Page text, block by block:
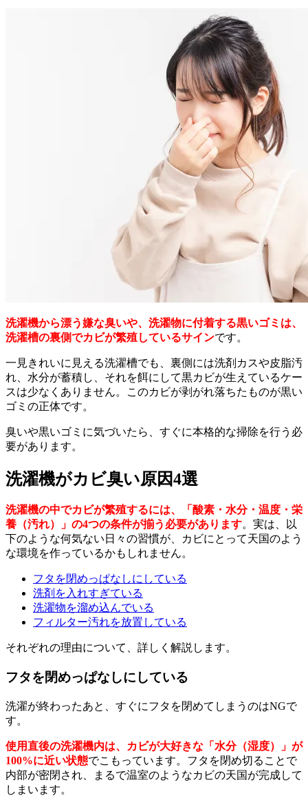
洗濯機から漂う嫌な臭いや、洗濯物に付着する黒いゴミは、
洗濯槽の裏側でカビが繁殖しているサインです。
一見きれいに見える洗濯槽でも、裏側には洗剤カスや皮脂汚
れ、水分が蓄積し、それを餌にして黒カビが生えているケー
スは少なくありません。このカビが剥がれ落ちたものが黒い
ゴミの正体です。
臭いや黒いゴミに気づいたら、すぐに本格的な掃除を行う必
要があります。
洗濯機がカビ臭い原因4選
洗濯機の中でカビが繁殖するには、「酸素・水分・温度・栄
養（汚れ）」の4つの条件が揃う必要があります。実は、以
下のような何気ない日々の習慣が、カビにとって天国のよう
な環境を作っているかもしれません。
フタを閉めっぱなしにしている
洗剤を入れすぎている
洗濯物を溜め込んでいる
フィルター汚れを放置している
それぞれの理由について、詳しく解説します。
フタを閉めっぱなしにしている
洗濯が終わったあと、すぐにフタを閉めてしまうのはNGで
す。
使用直後の洗濯機内は、カビが大好きな「水分（湿度）」が
100%に近い状態でこもっています。フタを閉め切ることで
内部が密閉され、まるで温室のようなカビの天国が完成して
しまいます。